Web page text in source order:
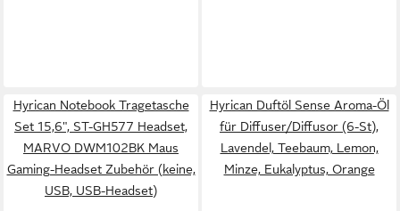
Hyrican Notebook Tragetasche
Set 15,6", ST-GH577 Headset,
MARVO DWM102BK Maus
Gaming-Headset Zubehör (keine,
USB, USB-Headset)
Hyrican Duftöl Sense Aroma-Öl
für Diffuser/Diffusor (6-St),
Lavendel, Teebaum, Lemon,
Minze, Eukalyptus, Orange